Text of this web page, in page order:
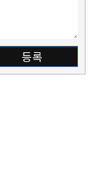
등록